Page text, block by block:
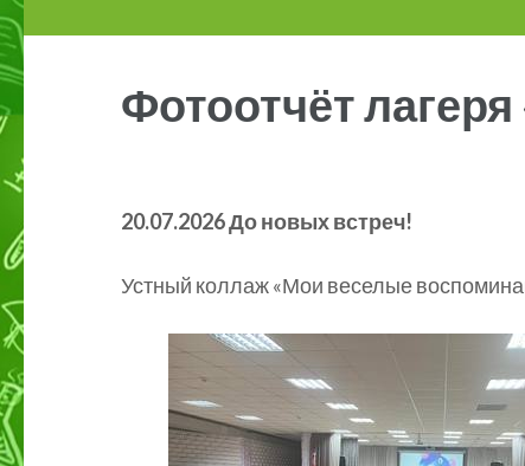
Фотоотчёт
20.07.2026 До новых встреч!
Устный коллаж «Мои веселые